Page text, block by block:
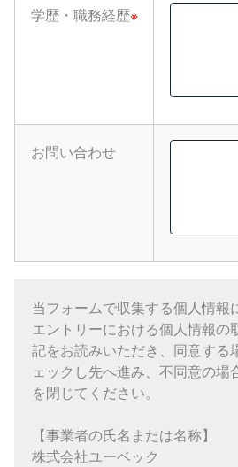
学歴・職務経歴※
お問い合わせ
当フォームで収集する個人情報
エントリーにおける個人情報の
記をお読みいただき、同意する
ェックし先へ進み、不同意の場
を閉じてください。
【事業者の氏名または名称】
株式会社ユーベック